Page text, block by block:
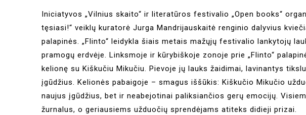
Iniciatyvos „Vilnius skaito“ ir literatūros festivalio „Open books“
tęsiasi!“ veiklų kuratorė Jurga Mandrijauskaitė renginio dalyvius
palapinės. „Flinto“ leidykla šiais metais mažųjų festivalio lankytojų
pramogų erdvėje. Linksmoje ir kūrybiškoje zonoje prie „Flinto“
kelionę su Kiškučiu Mikučiu. Pievoje jų lauks žaidimai, lavinantys
įgūdžius. Kelionės pabaigoje – smagus iššūkis: Kiškučio Mikučio
naujus įgūdžius, bet ir neabejotinai paliksiančios gerų emocijų.
žurnalus, o geriausiems užduočių sprendėjams atiteks didieji prizai.